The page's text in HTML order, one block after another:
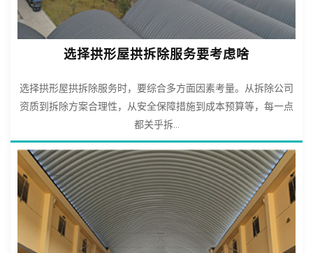
选择拱形屋拱拆除服务要考虑啥
选择拱形屋拱拆除服务时，要综合多方面因素考量。从拆除公司
资质到拆除方案合理性，从安全保障措施到成本预算等，每一点
都关乎拆...